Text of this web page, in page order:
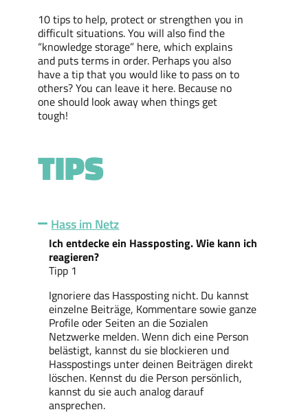
10 tips to help, protect or strengthen you in
difficult situations. You will also find the
“knowledge storage” here, which explains
and puts terms in order. Perhaps you also
have a tip that you would like to pass on to
others? You can leave it here. Because no
one should look away when things get
tough!
TIPS
Hass im Netz
Ich entdecke ein Hassposting. Wie kann ich
reagieren?
Tipp 1
Ignoriere das Hassposting nicht. Du kannst
einzelne Beiträge, Kommentaresowie ganze
Profile oder Seiten an die Sozialen
Netzwerke melden.Wenn dich eine Person
belästigt, kannst du sie blockieren und
Hasspostings unter deinen Beiträgen direkt
löschen. Kennst du die Person persönlich,
kannst du sieauch analogdarauf
ansprechen.